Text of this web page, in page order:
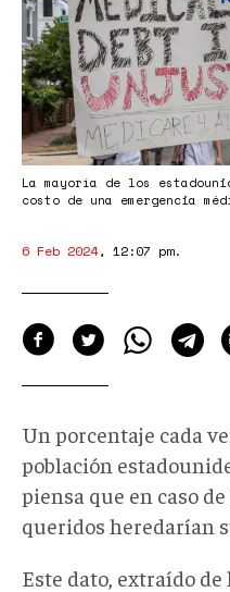
La mayoría de los
costo de una emergencia
6 Feb 2024, 12:07 pm.
Un porcentaje cada
población
piensa que en caso
queridos heredarían
Este dato, extraído de